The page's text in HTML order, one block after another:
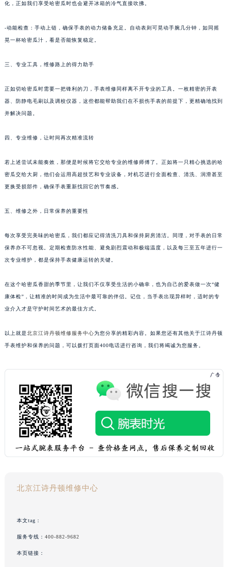
化，正如我们享受哈密瓜时也会避开冰箱的冷气直接吹拂。
-动能检查：手动上链，确保手表的动力储备充足。自动表则可晃动手腕几分钟，如同摇
晃一杯哈密瓜汁，看是否能恢复稳定。
三、专业工具，维修路上的得力助手
正如切哈密瓜时需要一把锋利的刀，手表维修同样离不开专业的工具。一枚精密的开表
器、防静电毛刷以及调校仪器，这些都能帮助我们在不损伤手表的前提下，更精确地找到
并解决问题。
四、专业维修，让时间再次精准流转
若上述尝试未能奏效，那便是时候将它交给专业的维修师傅了。正如将一只精心挑选的哈
密瓜交给大厨，他们会运用高超技艺和专业设备，对机芯进行全面检查、清洗、润滑甚至
更换受损部件，确保手表重新找回它的节奏感。
五、维修之外，日常保养的重要性
每次享受完美味的哈密瓜，我们都应记得清洗刀具和保持厨房清洁。同理，对手表的日常
保养亦不可忽视。定期检查防水性能、避免剧烈震动和极端温度，以及每三至五年进行一
次专业维护，都是保持手表健康运转的关键。
在这个哈密瓜香甜的季节里，让我们不仅享受生活的小确幸，也为自己的爱表做一次“健
康体检”，让精准的时间成为生活中最可靠的伴侣。记住，当手表出现异样时，适时的专
业介入才是守护时间艺术的最佳方式。
以上就是北京江诗丹顿维修服务中心为您分享的精彩内容。如果您还有其他关于江诗丹顿
手表维护和保养的问题，可以拨打页面400电话进行咨询，我们将竭诚为您服务。
北京江诗丹顿维修中心
本文tag：
服务专线： 400-882-9682
本页链接：